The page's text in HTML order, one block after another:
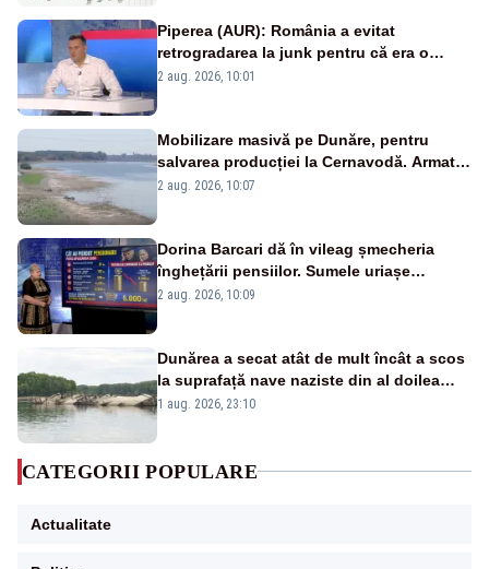
Piperea (AUR): România a evitat
retrogradarea la junk pentru că era o
catastrofă pentru bănci și fondurile de
2 aug. 2026, 10:01
Mobilizare masivă pe Dunăre, pentru
salvarea producției la Cernavodă. Armata
va detona o stâncă și va devia apa
2 aug. 2026, 10:07
Dorina Barcari dă în vileag șmecheria
înghețării pensiilor. Sumele uriașe
pierdute de fiecare român
2 aug. 2026, 10:09
Dunărea a secat atât de mult încât a scos
la suprafață nave naziste din al doilea
război mondial
1 aug. 2026, 23:10
CATEGORII POPULARE
Actualitate